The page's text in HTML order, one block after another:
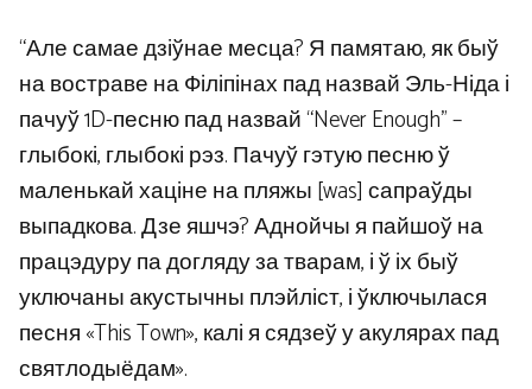
“Але самае дзіўнае месца? Я памятаю, як быў
на востраве на Філіпінах пад назвай Эль-Ніда і
пачуў 1D-песню пад назвай “Never Enough” –
глыбокі, глыбокі рэз. Пачуў гэтую песню ў
маленькай хаціне на пляжы [was] сапраўды
выпадкова. Дзе яшчэ? Аднойчы я пайшоў на
працэдуру па догляду за тварам, і ў іх быў
уключаны акустычны плэйліст, і ўключылася
песня «This Town», калі я сядзеў у акулярах пад
святлодыёдам».